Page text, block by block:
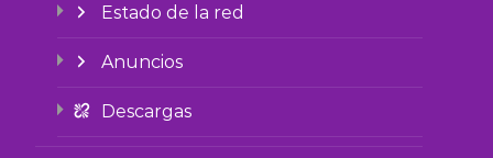
Estado de la red
Anuncios
Descargas